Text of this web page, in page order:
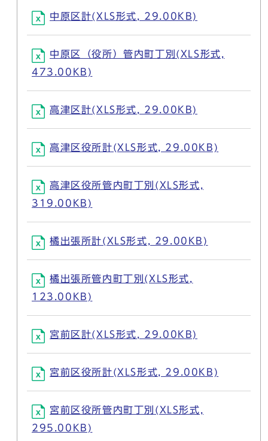
中原区計(XLS形式, 29.00KB)
中原区（役所）管内町丁別(XLS形式,
473.00KB)
高津区計(XLS形式, 29.00KB)
高津区役所計(XLS形式, 29.00KB)
高津区役所管内町丁別(XLS形式,
319.00KB)
橘出張所計(XLS形式, 29.00KB)
橘出張所管内町丁別(XLS形式,
123.00KB)
宮前区計(XLS形式, 29.00KB)
宮前区役所計(XLS形式, 29.00KB)
宮前区役所管内町丁別(XLS形式,
295.00KB)